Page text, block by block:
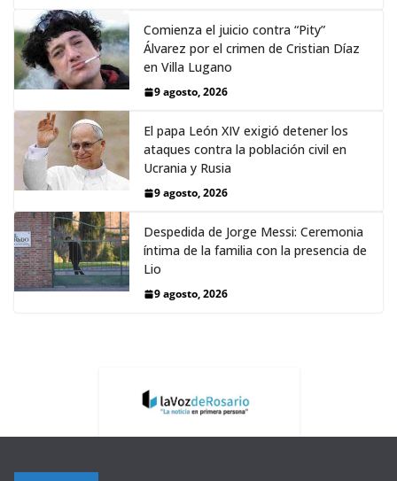
Comienza el juicio contra “Pity”
Álvarez por el crimen de Cristian Díaz
en Villa Lugano
9 agosto, 2026
El papa León XIV exigió detener los
ataques contra la población civil en
Ucrania y Rusia
9 agosto, 2026
Despedida de Jorge Messi: Ceremonia
íntima de la familia con la presencia de
Lio
9 agosto, 2026